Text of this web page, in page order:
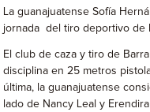
La guanajuatense Sofía
jornada del tiro deportivo de
El club de caza y tiro de
disciplina en 25 metros
última, la guanajuatense
lado de Nancy Leal y